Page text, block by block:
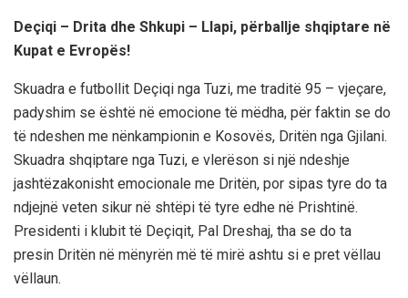
Deçiqi – Drita dhe Shkupi – Llapi, përballje shqiptare në
Kupat e Evropës!
Skuadra e futbollit Deçiqi nga Tuzi, me traditë 95 – vjeçare,
padyshim se është në emocione të mëdha, për faktin se do
të ndeshen me nënkampionin e Kosovës, Dritën nga Gjilani.
Skuadra shqiptare nga Tuzi, e vlerëson si një ndeshje
jashtëzakonisht emocionale me Dritën, por sipas tyre do ta
ndjejnë veten sikur në shtëpi të tyre edhe në Prishtinë.
Presidenti i klubit të Deçiqit, Pal Dreshaj, tha se do ta
presin Dritën në mënyrën më të mirë ashtu si e pret vëllau
vëllaun.